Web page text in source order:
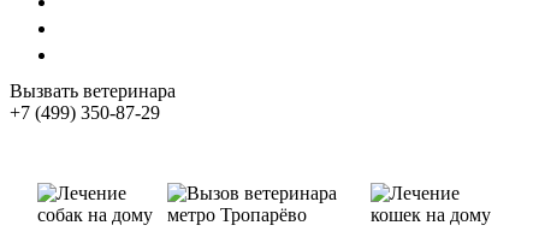
Вызвать ветеринара
+7 (499) 350-87-29